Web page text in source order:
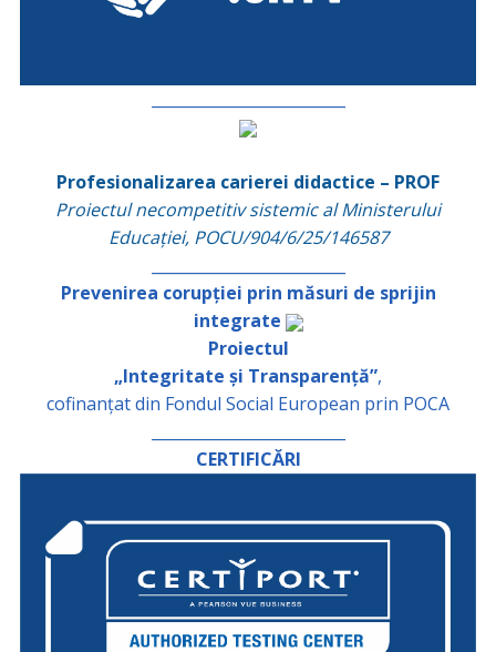
Profesionalizarea carierei didactice – PROF
Proiectul necompetitiv sistemic al Ministerului
Educației, POCU/904/6/25/146587
Prevenirea corupției prin măsuri de sprijin
integrate
Proiectul
„Integritate și Transparență”,
cofinanțat din Fondul Social European prin POCA
CERTIFICĂRI